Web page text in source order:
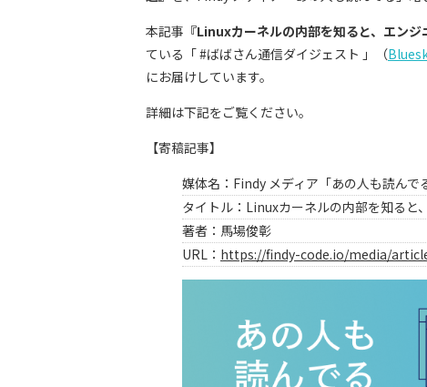
本記事 『Linuxカーネルの内部を知ると、エン
ている「 #ばばさん通信ダイジェスト 」（
にお届けしています。
詳細は下記をご覧ください。
【寄稿記事】
媒体名：Findy メディア「あの人も読んで
タイトル：Linuxカーネルの内部を知る
著者：馬場俊彰
URL： https://findy-code.io/media/